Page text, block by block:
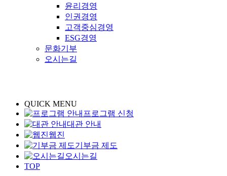
윤리경영
인권경영
고객중심경영
ESG경영
문화기부
오시는길
QUICK MENU
프로그램 신청
대관 안내
웹진
기부금 제도
오시는길
TOP